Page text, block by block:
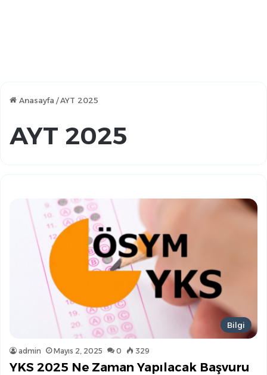
Anasayfa /AYT 2025
AYT 2025
Bilgi
admin Mayıs 2, 2025 0 329
YKS 2025 Ne Zaman Yapılacak Başvuru